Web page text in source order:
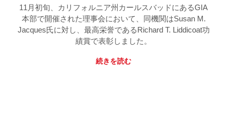
11月初旬、カリフォルニア州カールスバッドにあるGIA
本部で開催された理事会において、同機関はSusan M.
Jacques氏に対し、最高栄誉であるRichard T. Liddicoat功
績賞で表彰しました。
続きを読む